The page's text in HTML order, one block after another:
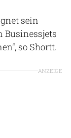
sein
Businessjets
so Shortt.
ANZEIGE